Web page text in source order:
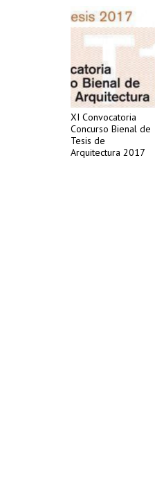
XI Convocatoria
Concurso Bienal de
Tesis de
Arquitectura 2017